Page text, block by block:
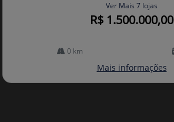
Ver Mais 7 lojas
R$ 1.500.000,00
0 km
Mais informações